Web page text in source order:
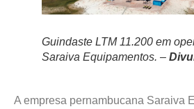
Guindaste LTM 11.200 em
Saraiva Equipamentos. –
A empresa pernambucana Saraiva